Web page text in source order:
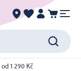
1 290 Kč